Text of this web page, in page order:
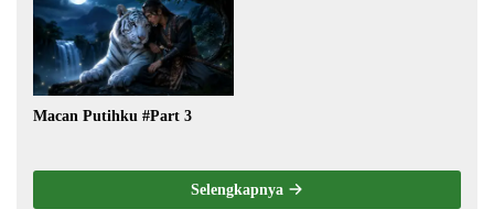
Macan Putihku #Part 3
Selengkapnya